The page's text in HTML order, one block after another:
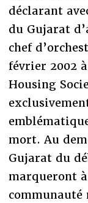
déclarant
du Gujarat
chef
février 2002
Housing
mort. Au
Gujarat du
marqueront